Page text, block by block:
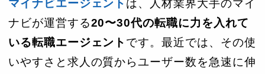
マイナビエージェント は、人材業界大手のマイ
ナビが運営する20〜30代の転職に力を入れて
いる転職エージェント です。最近では、その使
いやすさと求人の質からユーザー数を急速に伸